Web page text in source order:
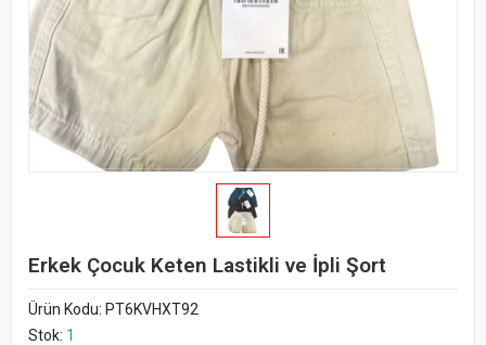
Erkek Çocuk Keten Lastikli ve İpli Şort
Ürün Kodu: PT6KVHXT92
Stok: 1